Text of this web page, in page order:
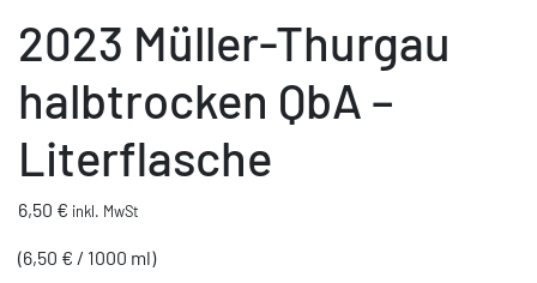
2023 Müller-Thurgau
halbtrocken QbA –
Literflasche
6,50 € inkl. MwSt
(6,50 € / 1000 ml)